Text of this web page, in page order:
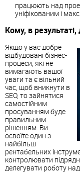
працюють над
уніфікованим і
Кому, в
Якщо у вас добре
відбудовані бізнес-
процеси, які не
вимагають вашої
уваги та є вільний
час, щоб вникнути в
SEO, то зайнятися
самостійним
просуванням буде
правильним
рішенням. Ви
освоїте один з
найбільш
рентабельних
контролювати
делегувати роботу